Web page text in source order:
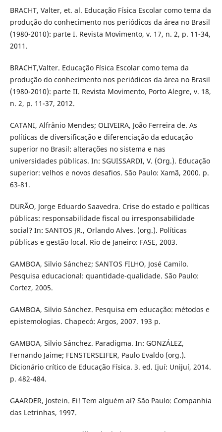
BRACHT, Valter, et. al. Educação Física Escolar como tema da
produção do conhecimento nos periódicos da área no Brasil
(1980-2010): parte I. Revista Movimento, v. 17, n. 2, p. 11-34,
2011.
BRACHT,Valter. Educação Física Escolar como tema da
produção do conhecimento nos periódicos da área no Brasil
(1980-2010): parte II. Revista Movimento, Porto Alegre, v. 18,
n. 2, p. 11-37, 2012.
CATANI, Alfrânio Mendes; OLIVEIRA, João Ferreira de. As
políticas de diversificação e diferenciação da educação
superior no Brasil: alterações no sistema e nas
universidades públicas. In: SGUISSARDI, V. (Org.). Educação
superior: velhos e novos desafios. São Paulo: Xamã, 2000. p.
63-81.
DURÃO, Jorge Eduardo Saavedra. Crise do estado e políticas
públicas: responsabilidade fiscal ou irresponsabilidade
social? In: SANTOS JR., Orlando Alves. (org.). Políticas
públicas e gestão local. Rio de Janeiro: FASE, 2003.
GAMBOA, Silvio Sánchez; SANTOS FILHO, José Camilo.
Pesquisa educacional: quantidade-qualidade. São Paulo:
Cortez, 2005.
GAMBOA, Silvio Sánchez. Pesquisa em educação: métodos e
epistemologias. Chapecó: Argos, 2007. 193 p.
GAMBOA, Silvio Sánchez. Paradigma. In: GONZÁLEZ,
Fernando Jaime; FENSTERSEIFER, Paulo Evaldo (org.).
Dicionário crítico de Educação Física. 3. ed. Ijuí: Unijuí, 2014.
p. 482-484.
GAARDER, Jostein. Ei! Tem alguém aí? São Paulo: Companhia
das Letrinhas, 1997.